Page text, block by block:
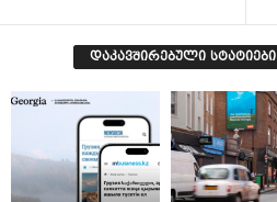
დაკავშირებული სტატიები